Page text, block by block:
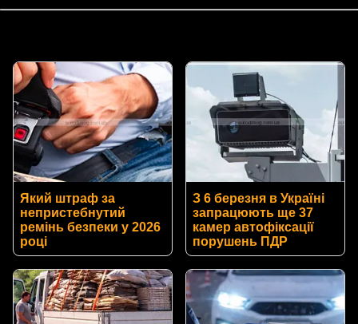
Який штраф за
непристебнутий
ремінь безпеки у 2026
році
З 6 березня в Україні
запрацюють ще 37
камер автофіксації
порушень ПДР